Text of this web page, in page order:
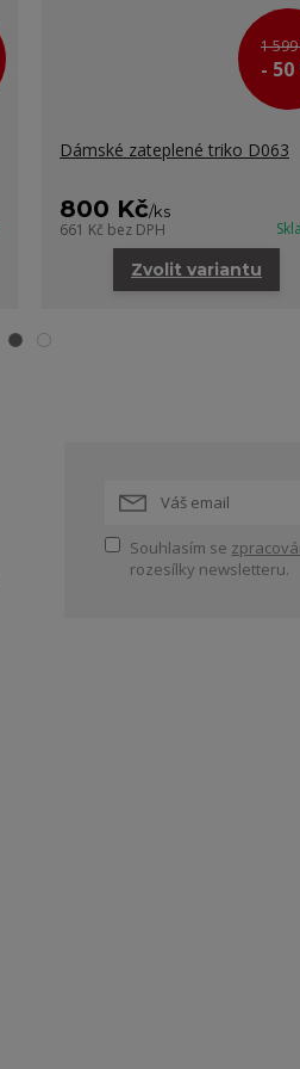
1 599
- 50
Dámské zateplené triko D063
800 Kč/ks
661 Kč bez DPH
Zvolit variantu
Souhlasím se
rozesílky newsletteru.